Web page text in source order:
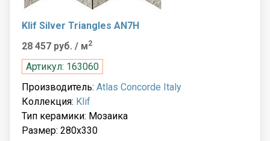
Klif Silver Triangles AN7H
28 457 руб. / м2
Артикул: 163060
Производитель: Atlas Concorde Italy
Коллекция: Klif
Тип керамики: Мозаика
Размер: 280x330